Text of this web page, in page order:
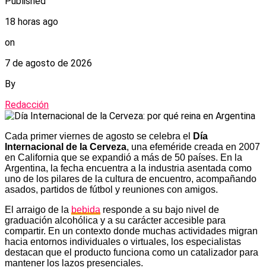
18 horas ago
on
7 de agosto de 2026
By
Redacción
Cada primer viernes de agosto se celebra el
Día
Internacional de la Cerveza, una efeméride creada en 2007
en California que se expandió a más de 50 países. En la
Argentina, la fecha encuentra a la industria asentada como
uno de los pilares de la cultura de encuentro, acompañando
asados, partidos de fútbol y reuniones con amigos.
El arraigo de la bebida responde a su bajo nivel de
graduación alcohólica y a su carácter accesible para
compartir. En un contexto donde muchas actividades migran
hacia entornos individuales o virtuales, los especialistas
destacan que el producto funciona como un catalizador para
mantener los lazos presenciales.